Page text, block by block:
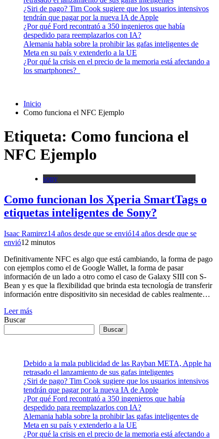
¿Siri de pago? Tim Cook sugiere que los usuarios intensivos
tendrán que pagar por la nueva IA de Apple
¿Por qué Ford recontrató a 350 ingenieros que había
despedido para reemplazarlos con IA?
Alemania habla sobre la prohibir las gafas inteligentes de
Meta en su país y extenderlo a la UE
¿Por qué la crisis en el precio de la memoria está afectando a
los smartphones?
Inicio
Como funciona el NFC Ejemplo
Etiqueta: Como funciona el
NFC Ejemplo
sony
Como funcionan los Xperia SmartTags o
etiquetas inteligentes de Sony?
Isaac Ramirez14 años desde que se envió14 años desde que se
envió1 2 minutos
Definitivamente NFC es algo que está cambiando, la forma de pago
con ejemplos como el de Google Wallet, la forma de pasar
información de un lado a otro como el caso de Galaxy SIII con S-
Bean y es que la flexibilidad que brinda esta tecnología de transferir
información entre dispositivito sin necesidad de cables realmente…
Leer más
Buscar
Buscar
Debido a la mala publicidad de las Rayban META, Apple ha
retrasado el lanzamiento de sus gafas inteligentes
¿Siri de pago? Tim Cook sugiere que los usuarios intensivos
tendrán que pagar por la nueva IA de Apple
¿Por qué Ford recontrató a 350 ingenieros que había
despedido para reemplazarlos con IA?
Alemania habla sobre la prohibir las gafas inteligentes de
Meta en su país y extenderlo a la UE
¿Por qué la crisis en el precio de la memoria está afectando a